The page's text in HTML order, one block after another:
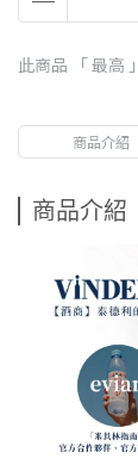
此商品 「 最高
商品介紹
商品介紹